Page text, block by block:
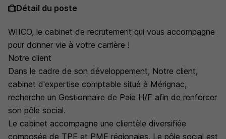
Détail du poste
WIICO, le cabinet de recrutement qui vous accompagne
pour donner vie à votre carrière !
Notre client
Dans le cadre de son développement, Notre client,
cabinet d'expertise comptable situé à Mérignac,
recherche un Gestionnaire de Paie H/F afin de renforcer
son pôle social.
Le cabinet accompagne une clientèle diversifiée
composée de TPE et PME régionales. Le pôle social est